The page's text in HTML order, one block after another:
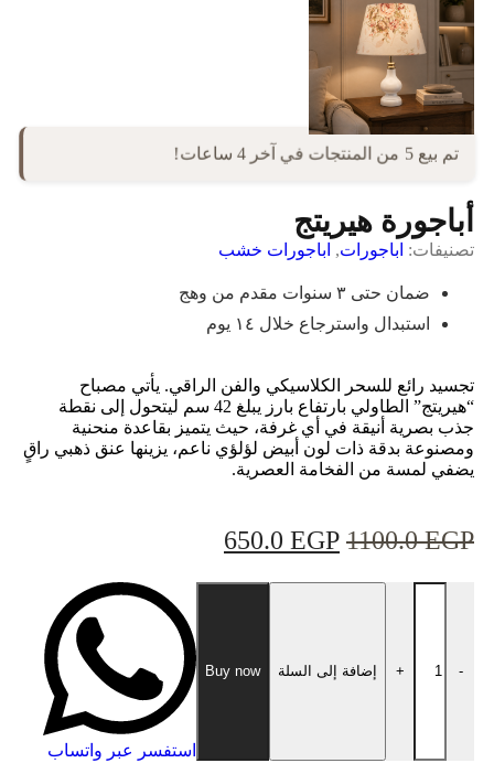
تم بيع 5 من المنتجات في آخر 4 ساعات!
أباجورة هيريتج
تصنيفات: اباجورات, اباجورات خشب
ضمان حتى ٣ سنوات مقدم من وهج
استبدال واسترجاع خلال ١٤ يوم
تجسيد رائع للسحر الكلاسيكي والفن الراقي. يأتي مصباح
“هيريتج” الطاولي بارتفاع بارز يبلغ 42 سم ليتحول إلى نقطة
جذب بصرية أنيقة في أي غرفة، حيث يتميز بقاعدة منحنية
ومصنوعة بدقة ذات لون أبيض لؤلؤي ناعم، يزينها عنق ذهبي راقٍ
يضفي لمسة من الفخامة العصرية.
1100.0EGP
650.0 EGP
-
+ إضافة إلى السلة Buy now
استفسر عبر واتساب